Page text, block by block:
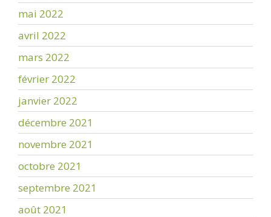
mai 2022
avril 2022
mars 2022
février 2022
janvier 2022
décembre 2021
novembre 2021
octobre 2021
septembre 2021
août 2021